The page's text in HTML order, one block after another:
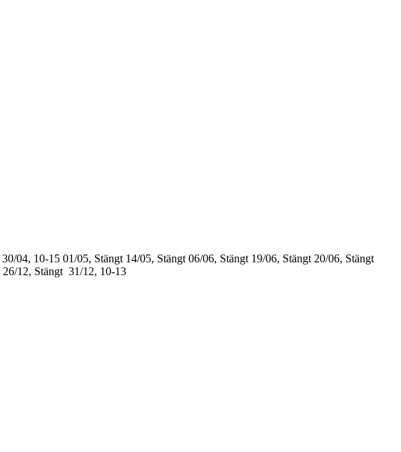
30/04, 10-15 01/05, Stängt 14/05, Stängt 06/06, Stängt 19/06, Stängt 20/06, Stängt
26/12, Stängt 31/12, 10-13